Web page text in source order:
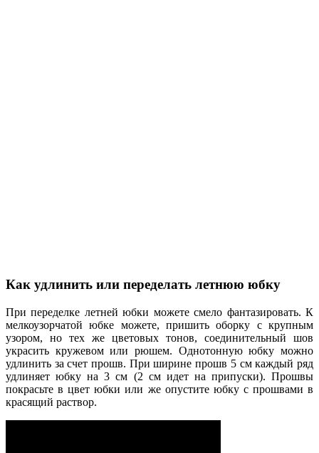
Как удлинить или переделать летнюю юбку
При переделке летней юбки можете смело фантазировать. К
мелкоузорчатой юбке можете, пришить оборку с крупным
узором, но тех же цветовых тонов, соединительный шов
украсить кружевом или рюшем. Однотонную юбку можно
удлинить за счет прошв. При ширине прошв 5 см каждый ряд
удлиняет юбку на 3 см (2 см идет на припуски). Прошвы
покрасьте в цвет юбки или же опустите юбку с прошвами в
красящий раствор.